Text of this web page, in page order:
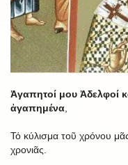
Ἀγαπητοί μου Ἀδελφοί
ἀγαπημένα
Τό κύλισμα τοῦ χρόνου
χρονιᾶς.